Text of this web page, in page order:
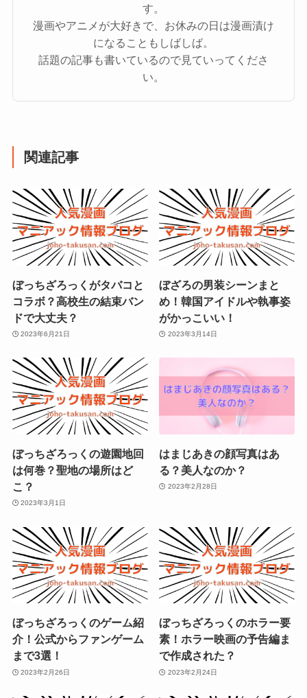
す。
漫画やアニメが大好きで、お休みの日は漫画漬け
になることもしばしば。
話題の記事も書いているので見ていってくださ
い。
関連記事
ぼっちざろっくがタバコと
コラボ？高校生の結束バン
ドで大丈夫？
2023年6月21日
ぼざろの男装シーンまと
め！韓国アイドルや執事姿
がかっこいい！
2023年3月14日
ぼっちざろっくの遊園地回
は何巻？聖地の場所はど
こ？
2023年3月1日
はまじあきの顔写真はあ
る？美人なのか？
2023年2月28日
ぼっちざろっくのゲーム紹
介！公式からファンゲーム
まで3選！
2023年2月26日
ぼっちざろっくのホラー要
素！ホラー映画の予告編ま
で作成された？
2023年2月24日